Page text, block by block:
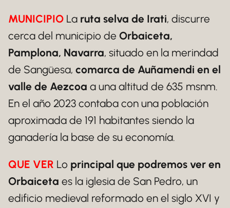
MUNICIPIO La ruta selva de Irati, discurre
cerca del municipio de Orbaiceta,
Pamplona, Navarra, situado en la merindad
de Sangüesa, comarca de Auñamendi en el
valle de Aezcoa a una altitud de 635 msnm.
En el año 2023 contaba con una población
aproximada de 191 habitantes siendo la
ganadería la base de su economía.
QUE VER Lo principal que podremos ver en
Orbaiceta es la iglesia de San Pedro, un
edificio medieval reformado en el siglo XVI y